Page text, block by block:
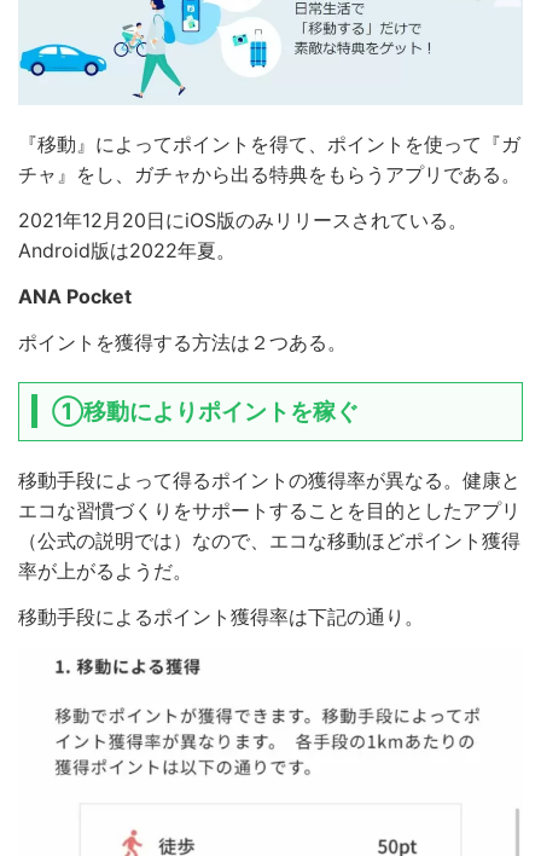
『移動』によってポイントを得て、ポイントを使って『ガ
チャ』をし、ガチャから出る特典をもらうアプリである。
2021年12月20日にiOS版のみリリースされている。
Android版は2022年夏。
ANA Pocket
ポイントを獲得する方法は２つある。
①移動によりポイントを稼ぐ
移動手段によって得るポイントの獲得率が異なる。健康と
エコな習慣づくりをサポートすることを目的としたアプリ
（公式の説明では）なので、エコな移動ほどポイント獲得
率が上がるようだ。
移動手段によるポイント獲得率は下記の通り。